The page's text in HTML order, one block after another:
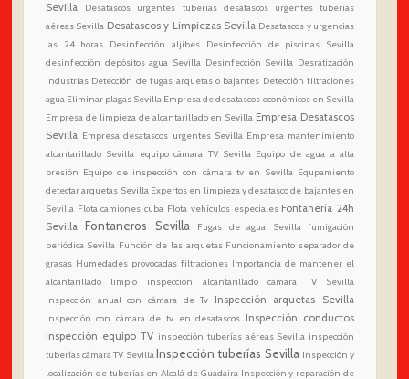
Sevilla
Desatascos urgentes tuberías desatascos urgentes tuberías
aéreas Sevilla Desatascos y Limpiezas Sevilla Desatascos y urgencias
las 24 horas
Desinfección aljibes
Desinfección de piscinas Sevilla
desinfección depósitos agua Sevilla Desinfección Sevilla Desratización
industrias Detección de fugas arquetas o bajantes Detección filtraciones
agua Eliminar plagas Sevilla Empresa de desatascos económicos en Sevilla
Empresa de limpieza de alcantarillado en Sevilla Empresa Desatascos
Sevilla Empresa desatascos urgentes Sevilla Empresa mantenimiento
alcantarillado Sevilla equipo cámara TV Sevilla Equipo de agua a alta
presión Equipo de inspección con cámara tv en Sevilla Equpamiento
detectar arquetas Sevilla Expertos en limpieza y desatasco de bajantes en
Sevilla Flota camiones cuba Flota vehículos especiales Fontanería 24h
Sevilla
Fontaneros Sevilla Fugas de agua Sevilla fumigación
periódica Sevilla Función de las arquetas Funcionamiento separador de
grasas Humedades provocadas filtraciones Importancia de mantener el
alcantarillado limpio
inspección alcantarillado cámara TV Sevilla
Inspección anual con cámara de Tv
Inspección arquetas Sevilla
Inspección con cámara de tv en desatascos Inspección conductos
Inspección equipo TV inspección tuberías aéreas Sevilla inspección
tuberías cámara TV SevillaInspección tuberías Sevilla Inspección y
localización de tuberías en Alcalá de Guadaira Inspección y reparación de